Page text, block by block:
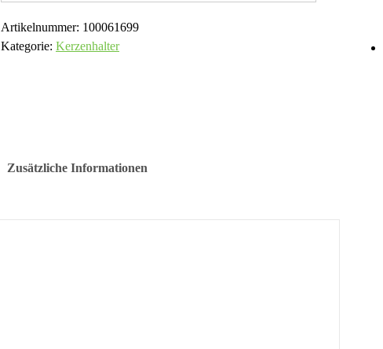
Artikelnummer: 100061699
Kategorie: Kerzenhalter
Zusätzliche Informationen